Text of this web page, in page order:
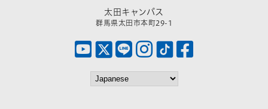
太田キャンパス
群馬県太田市本町29-1